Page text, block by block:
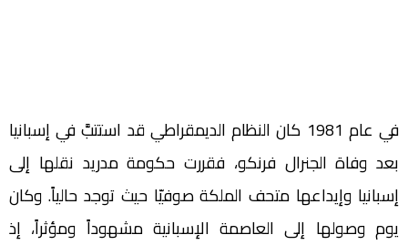
في عام 1981 كان النظام الديمقراطي قد استتبَّ في إسبانيا
بعد وفاة الجنرال فرنكو، فقررت حكومة مدريد نقلها إلى
إسبانيا وإيداعها متحف الملكة صوفيّا حيث توجد حالياً. وكان
يوم وصولها إلى العاصمة الإسبانية مشهوداً ومؤثراً، إذ